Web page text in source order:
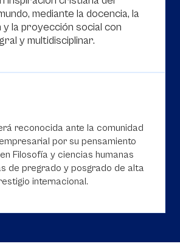
mediante la docencia, la
la proyección social con
y multidisciplinar.
reconocida ante la comunidad
por su pensamiento
Filosofía y ciencias humanas
de pregrado y posgrado de alta
internacional.